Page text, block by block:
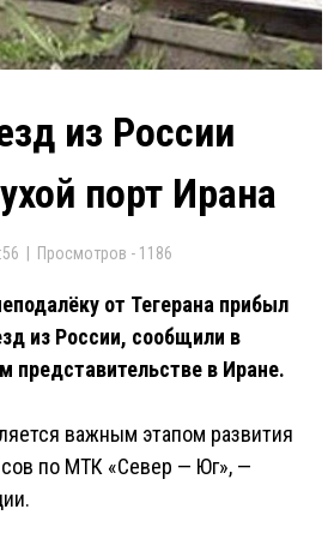
из России
порт Ирана
| Просмотров - 1186
от Тегерана прибыл
из России, сообщили в
представительстве в Иране.
важным этапом развития
по МТК «Север — Юг», —